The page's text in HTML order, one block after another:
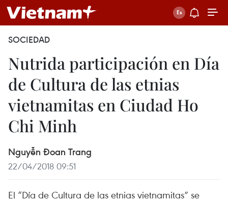
SOCIEDAD
Nutrida participación en Día
de Cultura de las etnias
vietnamitas en Ciudad Ho
Chi Minh
Nguyễn Đoan Trang
22/04/2018 09:51
El “Día de Cultura de las etnias vietnamitas” se